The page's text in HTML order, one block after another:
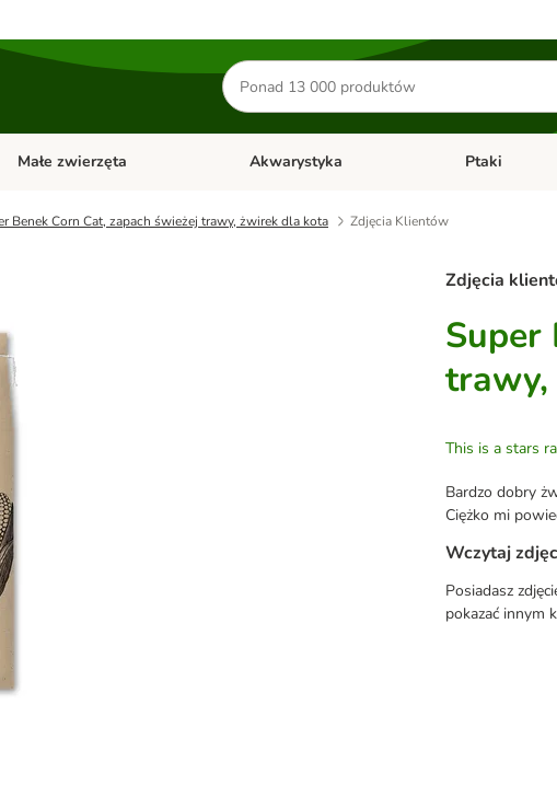
Szukaj
produktów
Psy
Otwórz menu kategorii: Koty
Małe zwierzęta Otwórz menu kategorii: Małe zwierzęta
Akwarystyka Otwórz menu
Ptaki
Benek Corn Cat, zapach świeżej trawy, żwirek dla kota Zdjęcia Klientów
Zdjęcia
Super
trawy,
This is a stars
Bardzo dobry
Ciężko mi
Wczytaj
Posiadasz
pokazać innym